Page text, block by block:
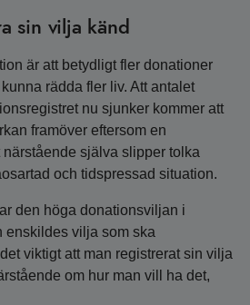
sin vilja känd
är att betydligt fler donationer
rädda fler liv. Att antalet
nu sjunker kommer att
framöver eftersom en
själva slipper tolka
och tidspressad situation.
den höga donationsviljan i
enskildes vilja som ska
viktigt att man registrerat sin vilja
om hur man vill ha det,